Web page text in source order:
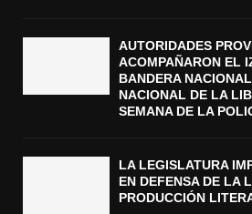
AUTORIDADES
ACOMPAÑARON EL
BANDERA
NACIONAL DE LA
SEMANA DE LA
LA LEGISLATURA
EN DEFENSA DE LA
PRODUCCIÓN